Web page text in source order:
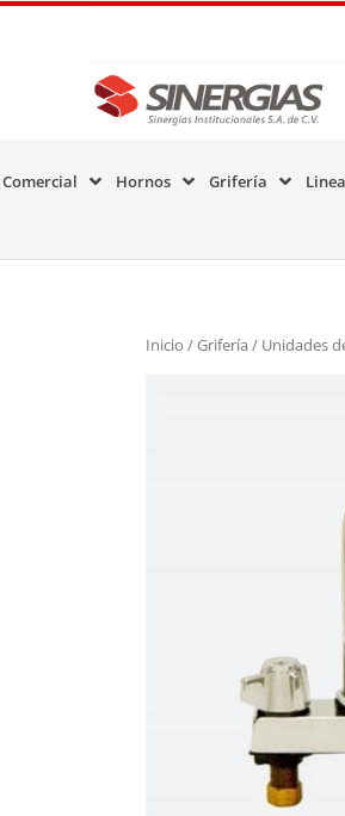
Hornos Grifería
Inicio /Grifería / Unidades